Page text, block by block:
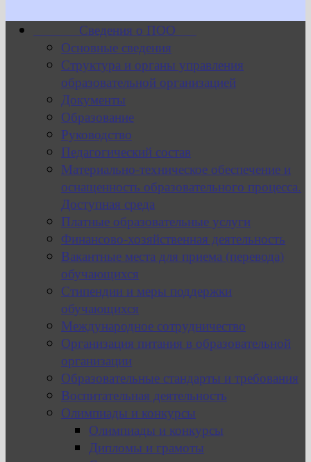
Сведения о ПОО
Основные сведения
Структура и органы управления
образовательной организацией
Документы
Образование
Руководство
Педагогический состав
Материально-техническое обеспечение и
оснащенность образовательного процесса.
Доступная среда
Платные образовательные услуги
Финансово-хозяйственная деятельность
Вакантные места для приема (перевода)
обучающихся
Стипендии и меры поддержки
обучающихся
Международное сотрудничество
Организация питания в образовательной
организации
Образовательные стандарты и требования
Воспитательная деятельность
Олимпиады и конкурсы
Олимпиады и конкурсы
Дипломы и грамоты